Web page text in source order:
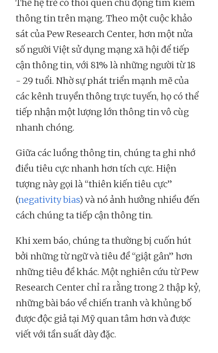
Thế hệ trẻ có thói quen chủ động tìm kiếm
thông tin trên mạng. Theo một cuộc khảo
sát của Pew Research Center, hơn một nửa
số người Việt sử dụng mạng xã hội để tiếp
cận thông tin, với 81% là những người từ 18
- 29 tuổi. Nhờ sự phát triển mạnh mẽ của
các kênh truyền thông trực tuyến, họ có thể
tiếp nhận một lượng lớn thông tin vô cùg
nhanh chóng.
Giữa các luồng thông tin, chúng ta ghi nhớ
điều tiêu cực nhanh hơn tích cực. Hiện
tượng này gọi là “thiên kiến tiêu cực”
(negativity bias) và nó ảnh hưởng nhiều đến
cách chúng ta tiếp cận thông tin.
Khi xem báo, chúng ta thường bị cuốn hút
bởi những từ ngữ và tiêu đề “giật gân” hơn
những tiêu đề khác. Một nghiên cứu từ Pew
Research Center chỉ ra rằng trong 2 thập kỷ,
những bài báo về chiến tranh và khủng bố
được độc giả tại Mỹ quan tâm hơn và được
viết với tần suất dày đặc.